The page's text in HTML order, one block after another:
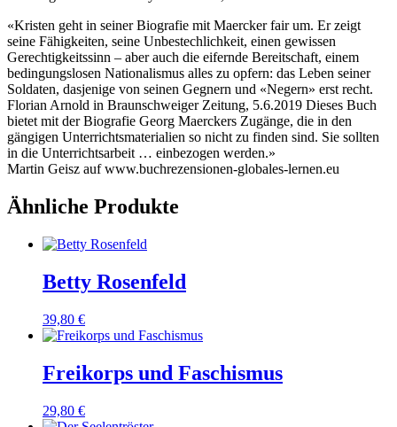
«Kristen geht in seiner Biografie mit Maercker fair um. Er zeigt
seine Fähigkeiten, seine Unbestechlichkeit, einen gewissen
Gerechtigkeitssinn – aber auch die eifernde Bereitschaft, einem
bedingungslosen Nationalismus alles zu opfern: das Leben seiner
Soldaten, dasjenige von seinen Gegnern und «Negern» erst recht.
Florian Arnold in Braunschweiger Zeitung, 5.6.2019 Dieses Buch
bietet mit der Biografie Georg Maerckers Zugänge, die in den
gängigen Unterrichtsmaterialien so nicht zu finden sind. Sie sollten
in die Unterrichtsarbeit … einbezogen werden.»
Martin Geisz auf www.buchrezensionen-globales-lernen.eu
Ähnliche Produkte
Betty Rosenfeld
39,80 €
Freikorps und Faschismus
29,80 €